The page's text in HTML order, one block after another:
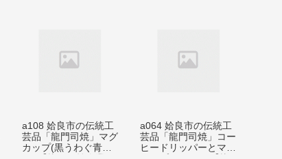
a108 姶良市の伝統工
芸品「龍門司焼」マグ
カップ(黒うわぐ青流
a064 姶良市の伝統工
芸品「龍門司焼」コー
ヒードリッパーとマグ